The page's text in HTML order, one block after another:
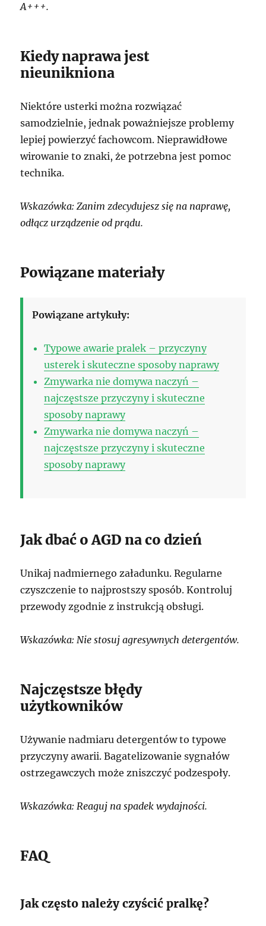
A+++.
Kiedy naprawa jest
nieunikniona
Niektóre usterki można rozwiązać
samodzielnie, jednak poważniejsze problemy
lepiej powierzyć fachowcom. Nieprawidłowe
wirowanie to znaki, że potrzebna jest pomoc
technika.
Wskazówka: Zanim zdecydujesz się na naprawę,
odłącz urządzenie od prądu.
Powiązane materiały
Powiązane artykuły:
Typowe awarie pralek – przyczyny
usterek i skuteczne sposoby naprawy
Zmywarka nie domywa naczyń –
najczęstsze przyczyny i skuteczne
sposoby naprawy
Zmywarka nie domywa naczyń –
najczęstsze przyczyny i skuteczne
sposoby naprawy
Jak dbać o AGD na co dzień
Unikaj nadmiernego załadunku. Regularne
czyszczenie to najprostszy sposób. Kontroluj
przewody zgodnie z instrukcją obsługi.
Wskazówka: Nie stosuj agresywnych detergentów.
Najczęstsze błędy
użytkowników
Używanie nadmiaru detergentów to typowe
przyczyny awarii. Bagatelizowanie sygnałów
ostrzegawczych może zniszczyć podzespoły.
Wskazówka: Reaguj na spadek wydajności.
FAQ
Jak często należy czyścić pralkę?